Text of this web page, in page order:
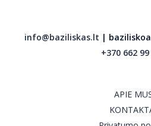
info@baziliskas.lt |
+370 662
APIE